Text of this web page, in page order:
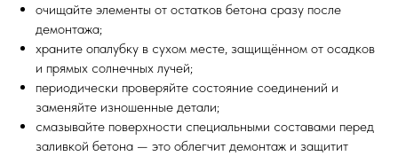
очищайте элементы от остатков бетона сразу после
демонтажа;
храните опалубку в сухом месте, защищённом от осадков
и прямых солнечных лучей;
периодически проверяйте состояние соединений и
заменяйте изношенные детали;
смазывайте поверхности специальными составами перед
заливкой бетона — это облегчит демонтаж и защитит